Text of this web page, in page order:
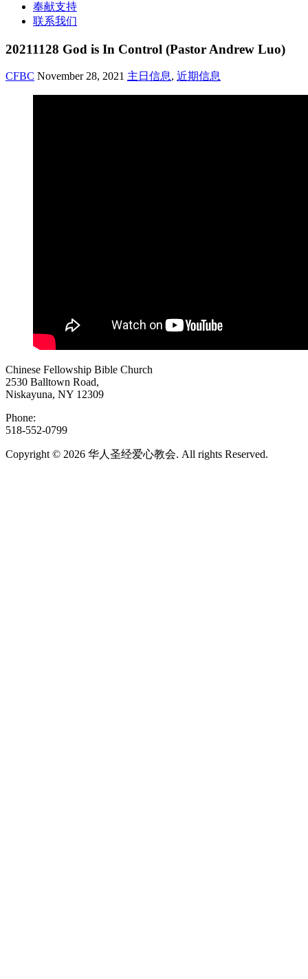
奉献支持
联系我们
20211128 God is In Control (Pastor Andrew Luo)
CFBC November 28, 2021 主日信息, 近期信息
Chinese Fellowship Bible Church
2530 Balltown Road,
Niskayuna, NY 12309
Phone:
518-552-0799
Copyright © 2026 华人圣经爱心教会. All rights Reserved.